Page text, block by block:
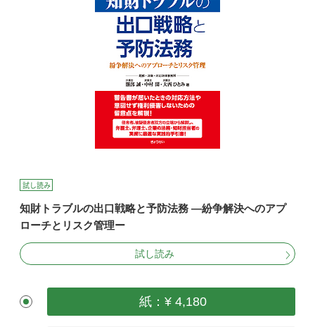
試し読み
知財トラブルの出口戦略と予防法務 ―紛争解決へのアプ
ローチとリスク管理ー
試し読み
紙：¥ 4,180